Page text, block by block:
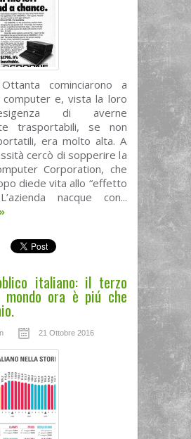
cominciarono a
e, vista la loro
di averne
trasportabili, se non
era molto alta. A
cercò di sopperire la
Corporation, che
diede vita allo “effetto
nacque con...
»
italiano: il terzo
ora è piú che
21 Ottobre 2016